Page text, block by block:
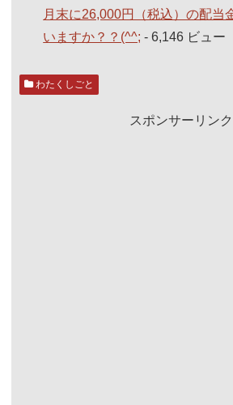
月末に26,000円（税込）の配当
いますか？？(^^; - 6,146 ビュー
わたくしごと
スポンサーリンク